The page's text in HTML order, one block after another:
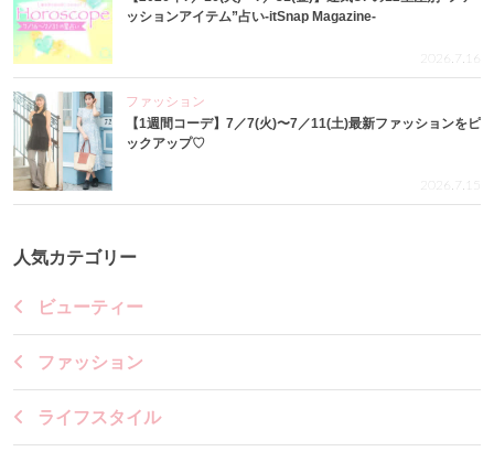
ッションアイテム”占い-itSnap Magazine-
2026.7.16
ファッション
【1週間コーデ】7／7(火)〜7／11(土)最新ファッションをピ
ックアップ♡
2026.7.15
人気カテゴリー
ビューティー
ファッション
ライフスタイル